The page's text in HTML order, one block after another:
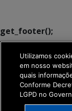
get_footer();
Utilizamos
em nosso
quais
Conforme
LGPD no